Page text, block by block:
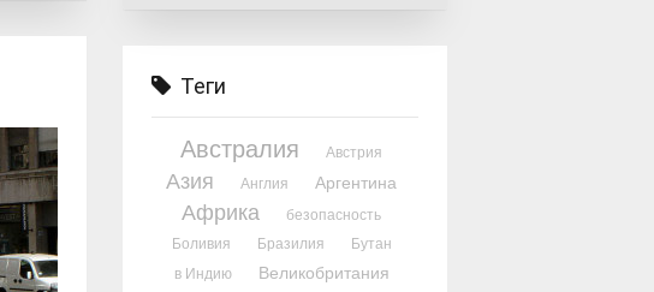
Теги
Австралия Австрия
Азия Англия Аргентина
Африка
безопасность
Боливия
Бразилия
Бутан
в Индию
Великобритания